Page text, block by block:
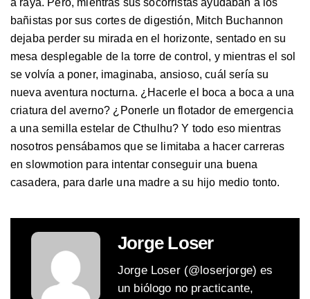
a raya. Pero, mientras sus socorristas ayudaban a los
bañistas por sus cortes de digestión, Mitch Buchannon
dejaba perder su mirada en el horizonte, sentado en su
mesa desplegable de la torre de control, y mientras el sol
se volvía a poner, imaginaba, ansioso, cuál sería su
nueva aventura nocturna. ¿Hacerle el boca a boca a una
criatura del averno? ¿Ponerle un flotador de emergencia
a una semilla estelar de Cthulhu? Y todo eso mientras
nosotros pensábamos que se limitaba a hacer carreras
en slowmotion para intentar conseguir una buena
casadera, para darle una madre a su hijo medio tonto.
Jorge Loser
Jorge Loser (@loserjorge) es
un biólogo no practicante,